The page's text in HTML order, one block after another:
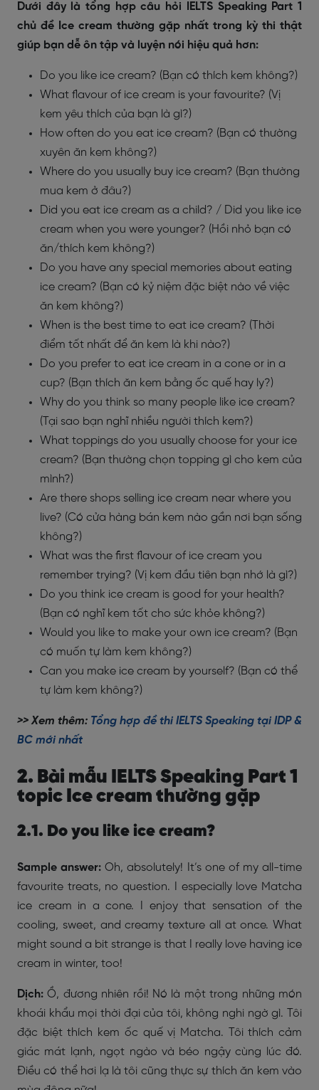
Dưới đây là tổng hợp câu hỏi IELTS Speaking Part 1
chủ đề Ice cream thường gặp nhất trong kỳ thi thật
giúp bạn dễ ôn tập và luyện nói hiệu quả hơn:
Do you like ice cream? (Bạn có thích kem không?)
What flavour of ice cream is your favourite? (Vị
kem yêu thích của bạn là gì?)
How often do you eat ice cream? (Bạn có thường
xuyên ăn kem không?)
Where do you usually buy ice cream? (Bạn thường
mua kem ở đâu?)
Did you eat ice cream as a child? / Did you like ice
cream when you were younger? (Hồi nhỏ bạn có
ăn/thích kem không?)
Do you have any special memories about eating
ice cream? (Bạn có kỷ niệm đặc biệt nào về việc
ăn kem không?)
When is the best time to eat ice cream? (Thời
điểm tốt nhất để ăn kem là khi nào?)
Do you prefer to eat ice cream in a cone or in a
cup? (Bạn thích ăn kem bằng ốc quế hay ly?)
Why do you think so many people like ice cream?
(Tại sao bạn nghĩ nhiều người thích kem?)
What toppings do you usually choose for your ice
cream? (Bạn thường chọn topping gì cho kem của
mình?)
Are there shops selling ice cream near where you
live? (Có cửa hàng bán kem nào gần nơi bạn sống
không?)
What was the first flavour of ice cream you
remember trying? (Vị kem đầu tiên bạn nhớ là gì?)
Do you think ice cream is good for your health?
(Bạn có nghĩ kem tốt cho sức khỏe không?)
Would you like to make your own ice cream? (Bạn
có muốn tự làm kem không?)
Can you make ice cream by yourself? (Bạn có thể
tự làm kem không?)
>> Xem thêm: Tổng hợp đề thi IELTS Speaking tại IDP &
BC mới nhất
2. Bài mẫu IELTS Speaking Part 1
topic Ice cream thường gặp
2.1. Do you like ice cream?
Sample answer:Oh, absolutely! It’s one of my all-time
favourite treats, no question. I especially love Matcha
ice cream in a cone. I enjoy that sensation of the
cooling, sweet, and creamy texture all at once. What
might sound a bit strange is that I really love having ice
cream in winter, too!
Dịch:Ồ, đương nhiên rồi! Nó là một trong những món
khoái khẩu mọi thời đại của tôi, không nghi ngờ gì. Tôi
đặc biệt thích kem ốc quế vị Matcha. Tôi thích cảm
giác mát lạnh, ngọt ngào và béo ngậy cùng lúc đó.
Điều có thể hơi lạ là tôi cũng thực sự thích ăn kem vào